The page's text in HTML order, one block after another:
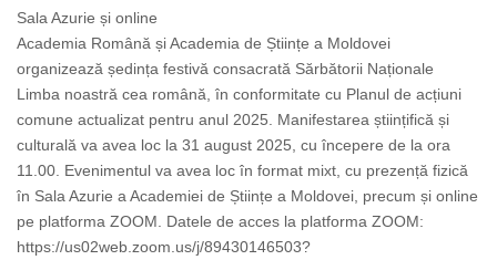
Sala Azurie și online
Academia Română și Academia de Științe a Moldovei
organizează ședința festivă consacrată Sărbătorii Naționale
Limba noastră cea română, în conformitate cu Planul de acțiuni
comune actualizat pentru anul 2025. Manifestarea științifică și
culturală va avea loc la 31 august 2025, cu începere de la ora
11.00. Evenimentul va avea loc în format mixt, cu prezență fizică
în Sala Azurie a Academiei de Științe a Moldovei, precum și online
pe platforma ZOOM. Datele de acces la platforma ZOOM:
https://us02web.zoom.us/j/89430146503?